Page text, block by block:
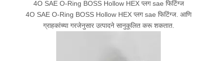
4O SAE O-Ring BOSS Hollow HEX प्लग sae फिटिंग्ज
4O SAE O-Ring BOSS Hollow HEX प्लग sae फिटिंग्ज. आणि
ग्राहकांच्या गरजेनुसार उत्पादने सानुकूलित करू शकतात.